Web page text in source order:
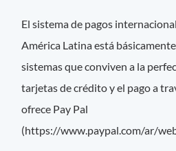
El sistema de pagos
América Latina está
sistemas que conviven a la
tarjetas de crédito y el pago a
ofrece Pay Pal
(https://www.paypal.com/ar/